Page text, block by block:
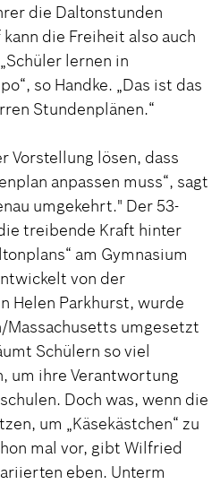
die Daltonstunden
die Freiheit also auch
lernen in
so Handke. „Das ist das
Stundenplänen.“
Vorstellung lösen, dass
anpassen muss“, sagt
umgekehrt." Der 53-
treibende Kraft hinter
am Gymnasium
von der
Helen Parkhurst, wurde
Massachusetts umgesetzt
Schülern so viel
um ihre Verantwortung
Doch was, wenn die
um „Käsekästchen“ zu
mal vor, gibt Wilfried
eben. Unterm